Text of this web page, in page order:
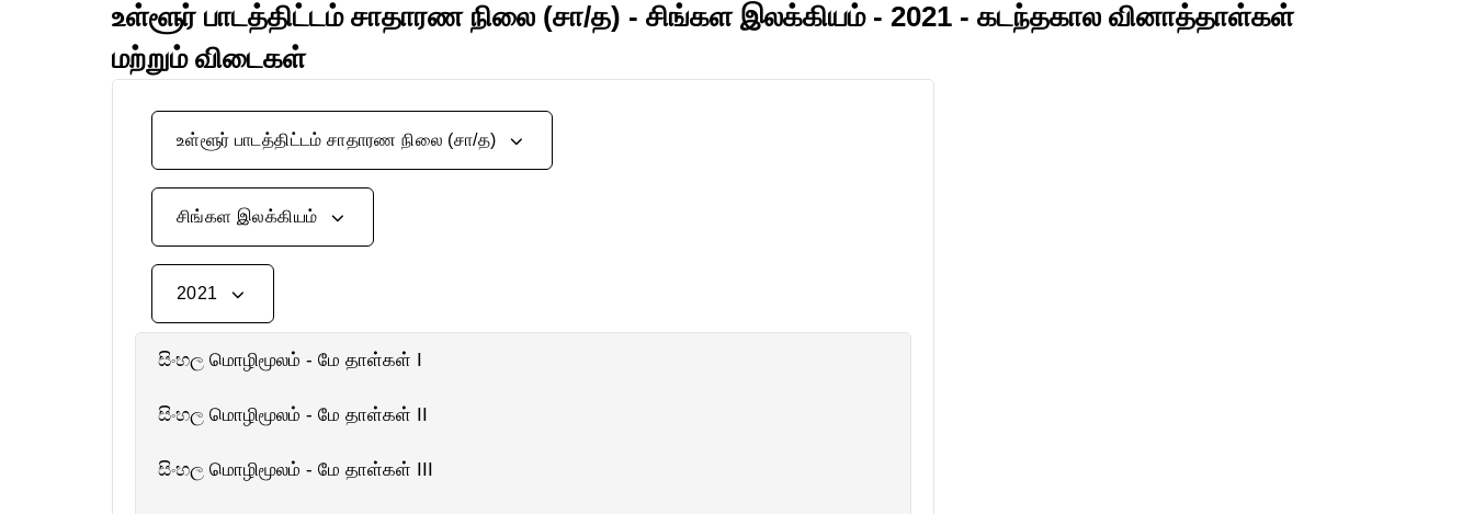
உள்ளூர் பாடத்திட்டம் சாதாரண நிலை (சா/த) - சிங்கள இலக்கியம் - 2021 - கடந்தகால வினாத்தாள்கள்
மற்றும் விடைகள்
உள்ளூர் பாடத்திட்டம் சாதாரண நிலை (சா/த)
சிங்கள இலக்கியம்
2021
සිංහල மொழிமூலம் - மே தாள்கள் I
සිංහල மொழிமூலம் - மே தாள்கள் II
සිංහල மொழிமூலம் - மே தாள்கள் III